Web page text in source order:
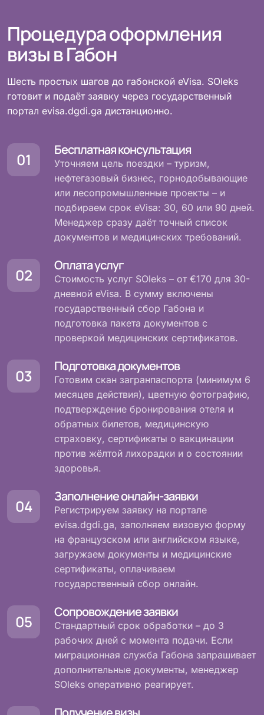
Процедура оформления
визы в Габон
Шесть простых шагов до габонской eVisa. SOleks
готовит и подаёт заявку через государственный
портал evisa.dgdi.ga дистанционно.
Бесплатная консультация
Уточняем цель поездки – туризм,
нефтегазовый бизнес, горнодобывающие
или лесопромышленные проекты – и
подбираем срок eVisa: 30, 60 или 90 дней.
Менеджер сразу даёт точный список
документов и медицинских требований.
Оплата услуг
Стоимость услуг SOleks – от €170 для 30-
дневной eVisa. В сумму включены
государственный сбор Габона и
подготовка пакета документов с
проверкой медицинских сертификатов.
Подготовка документов
Готовим скан загранпаспорта (минимум 6
месяцев действия), цветную фотографию,
подтверждение бронирования отеля и
обратных билетов, медицинскую
страховку, сертификаты о вакцинации
против жёлтой лихорадки и о состоянии
здоровья.
Заполнение онлайн-заявки
Регистрируем заявку на портале
evisa.dgdi.ga, заполняем визовую форму
на французском или английском языке,
загружаем документы и медицинские
сертификаты, оплачиваем
государственный сбор онлайн.
Сопровождение заявки
Стандартный срок обработки – до 3
рабочих дней с момента подачи. Если
миграционная служба Габона запрашивает
дополнительные документы, менеджер
SOleks оперативно реагирует.